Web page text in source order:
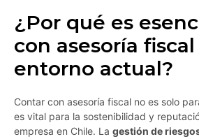
¿Por qué es
con asesoría
entorno actual?
Contar con asesoría fiscal no es solo
es vital para la sostenibilidad y
empresa en Chile. La gestión de